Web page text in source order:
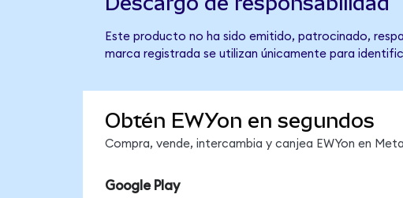
Este producto no ha sido emitido, patrocinado,
marca registrada se utilizan únicamente para
Obtén EWYon en segundos
Compra, vende, intercambia y canjea EWYon en
Google Play